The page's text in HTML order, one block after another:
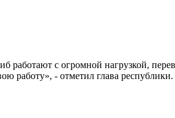
с огромной нагрузкой,
работу», - отметил глава республики.